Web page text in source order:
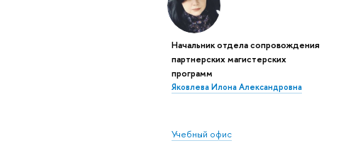
Начальник отдела сопровождения
партнерских магистерских
программ
Яковлева Илона Александровна
Учебный офис